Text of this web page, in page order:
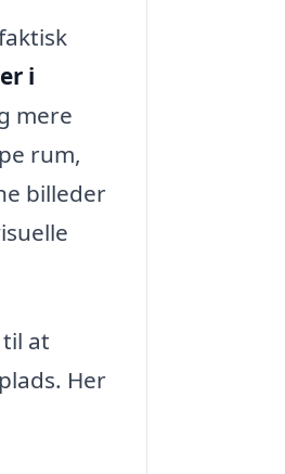
i
mere
rum,
billeder
at
Her